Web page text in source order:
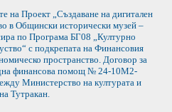
на Проект „Създаване на дигитален
в Общински исторически музей –
по Програма БГ08 „Културно
с подкрепата на Финансовия
пространство. Договор за
финансова помощ № 24-10М2-
Министерство на културата и
Тутракан.